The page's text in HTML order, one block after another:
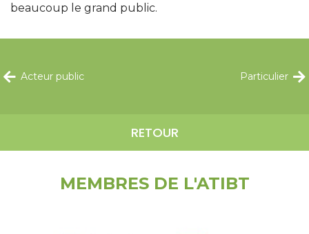
beaucoup le grand public.
Acteur public
RETOUR
Particulier
MEMBRES DE L'ATIBT